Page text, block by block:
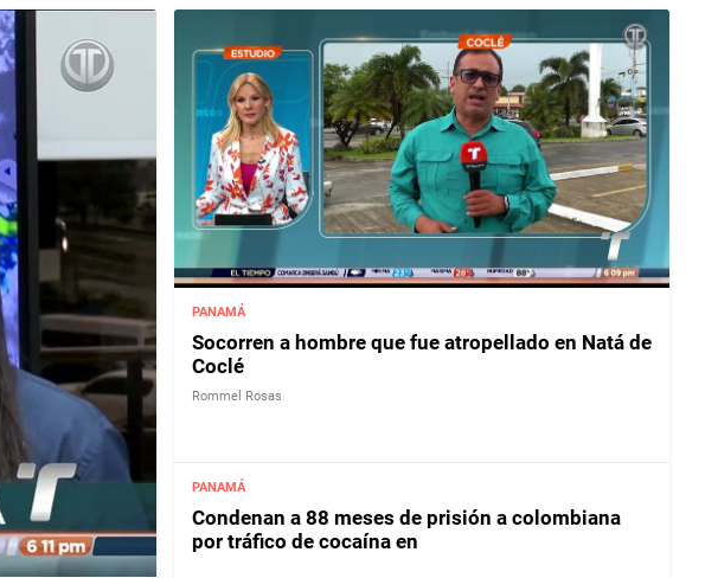
PANAMÁ
Socorren a hombre que fue atropellado en Natá de
Coclé
Rommel Rosas
PANAMÁ
Condenan a 88 meses de prisión a colombiana
por tráfico de cocaína en